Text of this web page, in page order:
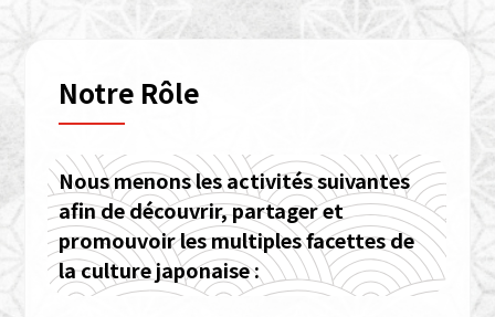
Notre Rôle
Nous menons les activités suivantes
afin de découvrir, partager et
promouvoir les multiples facettes de
la culture japonaise :